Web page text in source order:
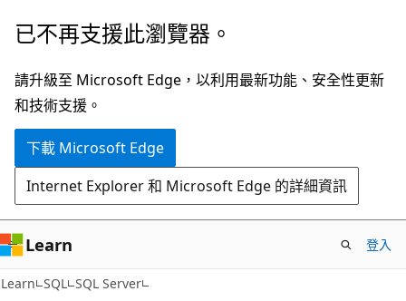
跳
主
要
內
已不再支援此瀏覽器。
請升級至 Microsoft Edge，以利用最新功能、安全性更新
和技術支援。
下載 Microsoft Edge
Internet Explorer 和 Microsoft Edge 的詳細資訊
Learn 登入
Learn SQL SQL Server